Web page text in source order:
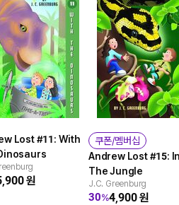
Lost #11: With
원
쿠폰/멤버십
Andrew Lost #15:
The Jungle
J.C. Greenburg
30%4,900원